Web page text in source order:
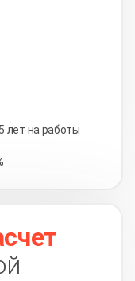
лет на работы